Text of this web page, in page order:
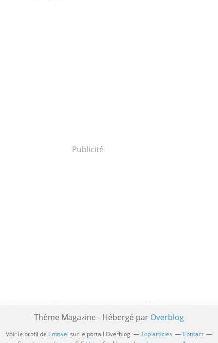
Publicité
Thème Magazine - Hébergé par Overblog
Voir le profil de Emnael sur le portail Overblog Top articles
Contact